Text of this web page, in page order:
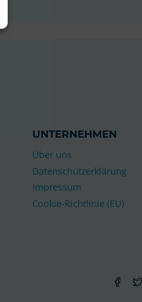
UNTERNEHMEN
Über uns
Datenschutzerklärung
Impressum
Cookie-Richtlinie (EU)